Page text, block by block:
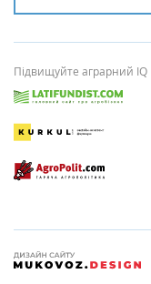
Підвищуйте аграрний IQ